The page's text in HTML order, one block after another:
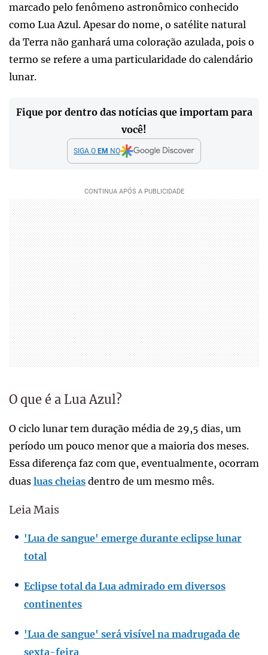
marcado pelo fenômeno astronômico conhecido
como Lua Azul. Apesar do nome, o satélite natural
da Terra não ganhará uma coloração azulada, pois o
termo se refere a uma particularidade do calendário
lunar.
Fique por dentro das notícias que importam para
você!
SIGA O EM NO
O que é a Lua Azul?
O ciclo lunar tem duração média de 29,5 dias, um
período um pouco menor que a maioria dos meses.
Essa diferença faz com que, eventualmente, ocorram
duas luas cheias dentro de um mesmo mês.
Leia Mais
'Lua de sangue' emerge durante eclipse lunar
total
Eclipse total da Lua admirado em diversos
continentes
'Lua de sangue' será visível na madrugada de
sexta-feira